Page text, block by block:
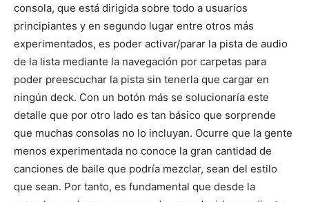
consola, que está dirigida sobre todo a usuarios
principiantes y en segundo lugar entre otros más
experimentados, es poder activar/parar la pista de audio
de la lista mediante la navegación por carpetas para
poder preescuchar la pista sin tenerla que cargar en
ningún deck. Con un botón más se solucionaría este
detalle que por otro lado es tan básico que sorprende
que muchas consolas no lo incluyan. Ocurre que la gente
menos experimentada no conoce la gran cantidad de
canciones de baile que podría mezclar, sean del estilo
que sean. Por tanto, es fundamental que desde la